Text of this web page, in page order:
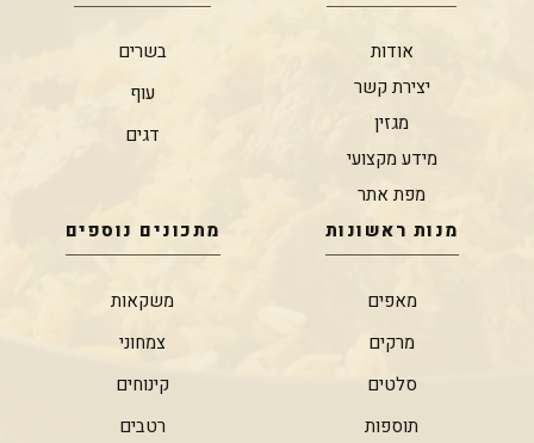
אודות
יצירת קשר
מגזין
מידע מקצועי
מפת אתר
בשרים
עוף
דגים
מנות ראשונות
מאפים
מרקים
סלטים
תוספות
מתכונים נוספים
משקאות
צמחוני
קינוחים
רטבים